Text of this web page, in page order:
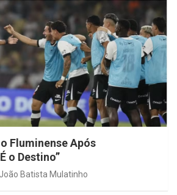
Fluminense Após
o Destino”
João Batista Mulatinho